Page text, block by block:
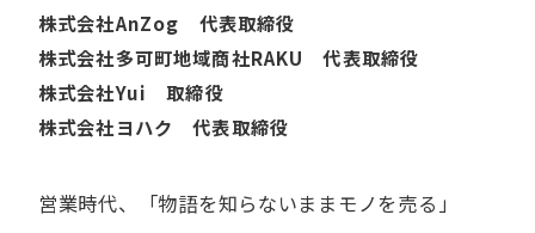
株式会社AnZog 代表取締役
株式会社多可町地域商社RAKU 代表取締役
株式会社Yui 取締役
株式会社ヨハク 代表取締役
営業時代、​「物語を​知らないまま​モノを​売る」